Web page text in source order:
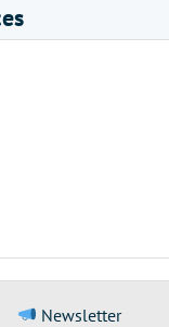
Newsletter